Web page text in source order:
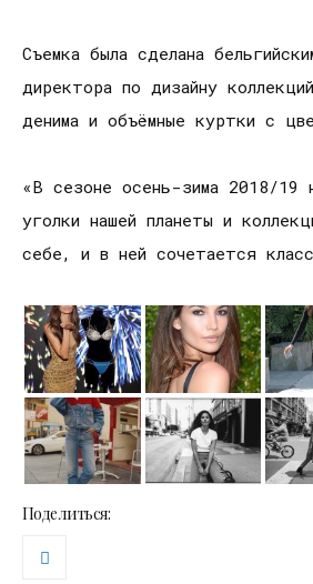
Съемка была сделана
директора по дизайну
денима и объёмные куртки с
«В сезоне осень-зима 2018/19
уголки нашей планеты и
себе, и в ней сочетается
Поделиться: